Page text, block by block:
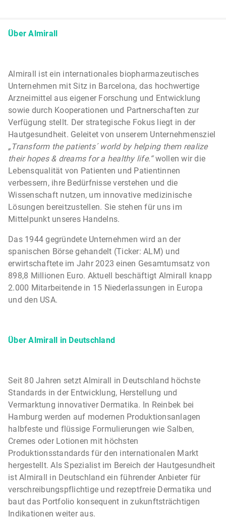
Über Almirall
Almirall ist ein internationales biopharmazeutisches
Unternehmen mit Sitz in Barcelona, das hochwertige
Arzneimittel aus eigener Forschung und Entwicklung
sowie durch Kooperationen und Partnerschaften zur
Verfügung stellt. Der strategische Fokus liegt in der
Hautgesundheit. Geleitet von unserem Unternehmensziel
„Transform the patients´ world by helping them realize
their hopes & dreams for a healthy life.“wollen wir die
Lebensqualität von Patienten und Patientinnen
verbessern, ihre Bedürfnisse verstehen und die
Wissenschaft nutzen, um innovative medizinische
Lösungen bereitzustellen. Sie stehen für uns im
Mittelpunkt unseres Handelns.
Das 1944 gegründete Unternehmen wird an der
spanischen Börse gehandelt (Ticker: ALM) und
erwirtschaftete im Jahr 2023 einen Gesamtumsatz von
898,8 Millionen Euro. Aktuell beschäftigt Almirall knapp
2.000 Mitarbeitende in 15 Niederlassungen in Europa
und den USA.
Über Almirall in Deutschland
Seit 80 Jahren setzt Almirall in Deutschland höchste
Standards in der Entwicklung, Herstellung und
Vermarktung innovativer Dermatika. In Reinbek bei
Hamburg werden auf modernen Produktionsanlagen
halbfeste und flüssige Formulierungen wie Salben,
Cremes oder Lotionen mit höchsten
Produktionsstandards für den internationalen Markt
hergestellt. Als Spezialist im Bereich der Hautgesundheit
ist Almirall in Deutschland ein führender Anbieter für
verschreibungspflichtige und rezeptfreie Dermatika und
baut das Portfolio konsequent in zukunftsträchtigen
Indikationen weiter aus.